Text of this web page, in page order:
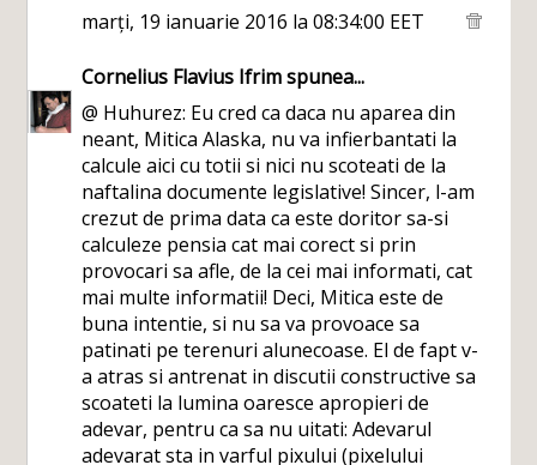
marți, 19 ianuarie 2016 la 08:34:00 EET
Cornelius Flavius Ifrimspunea...
@ Huhurez: Eu cred ca daca nu aparea din
neant, Mitica Alaska, nu va infierbantati la
calcule aici cu totii si nici nu scoteati de la
naftalina documente legislative! Sincer, l-am
crezut de prima data ca este doritor sa-si
calculeze pensia cat mai corect si prin
provocari sa afle, de la cei mai informati, cat
mai multe informatii! Deci, Mitica este de
buna intentie, si nu sa va provoace sa
patinati pe terenuri alunecoase. El de fapt v-
a atras si antrenat in discutii constructive sa
scoateti la lumina oaresce apropieri de
adevar, pentru ca sa nu uitati: Adevarul
adevarat sta in varful pixului (pixelului